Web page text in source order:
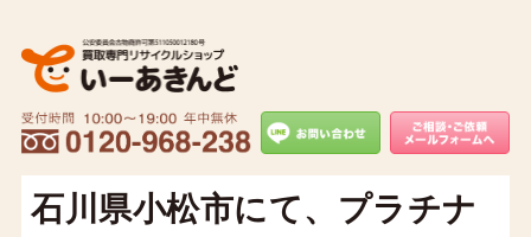
石川県小松市にて、プラチナ